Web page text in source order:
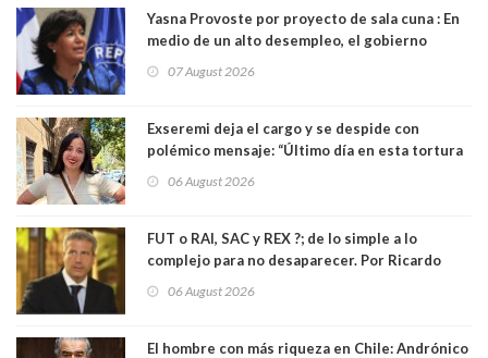
Yasna Provoste por proyecto de sala cuna : En
medio de un alto desempleo, el gobierno
07 August 2026
Exseremi deja el cargo y se despide con
polémico mensaje: “Último día en esta tortura
06 August 2026
FUT o RAI, SAC y REX ?; de lo simple a lo
complejo para no desaparecer. Por Ricardo
06 August 2026
El hombre con más riqueza en Chile: Andrónico